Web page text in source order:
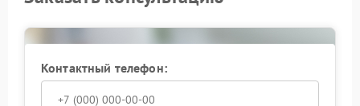
стабильную работу тепловизора в дальнейшем.
Контактный телефон: